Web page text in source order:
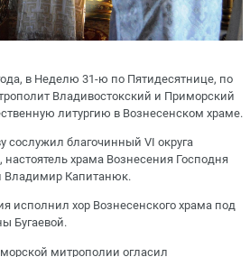
в Неделю 31-ю по Пятидесятнице, по
Владивостокский и Приморский
литургию в Вознесенском храме.
сослужил благочинный VI округа
храма Вознесения Господня
Владимир Капитанюк.
исполнил хор Вознесенского храма под
Бугаевой.
митрополии огласил